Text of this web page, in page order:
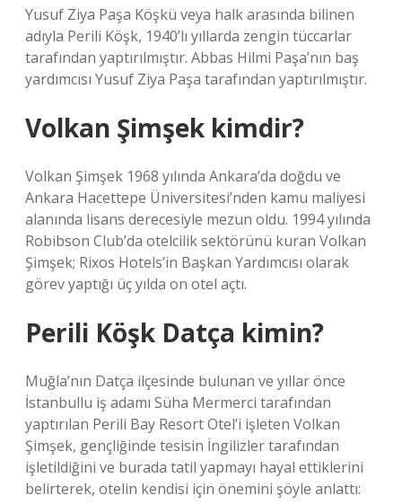
Yusuf Ziya Paşa Köşkü veya halk arasında bilinen
adıyla Perili Köşk, 1940’lı yıllarda zengin tüccarlar
tarafından yaptırılmıştır. Abbas Hilmi Paşa’nın baş
yardımcısı Yusuf Ziya Paşa tarafından yaptırılmıştır.
Volkan Şimşek kimdir?
Volkan Şimşek 1968 yılında Ankara’da doğdu ve
Ankara Hacettepe Üniversitesi’nden kamu maliyesi
alanında lisans derecesiyle mezun oldu. 1994 yılında
Robibson Club’da otelcilik sektörünü kuran Volkan
Şimşek; Rixos Hotels’in Başkan Yardımcısı olarak
görev yaptığı üç yılda on otel açtı.
Perili Köşk Datça kimin?
Muğla’nın Datça ilçesinde bulunan ve yıllar önce
İstanbullu iş adamı Süha Mermerci tarafından
yaptırılan Perili Bay Resort Otel’i işleten Volkan
Şimşek, gençliğinde tesisin İngilizler tarafından
işletildiğini ve burada tatil yapmayı hayal ettiklerini
belirterek, otelin kendisi için önemini şöyle anlattı: